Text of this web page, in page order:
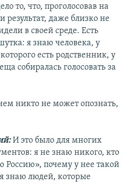
то, что, проголосовав на
результат, даже близко не
в своей среде. Есть
я знаю человека, у
есть родственник, у
собиралась голосовать за
никто не может опознать,
И это было для многих
я не знаю никого, кто
Россию», почему у нее такой
знаю людей, которые